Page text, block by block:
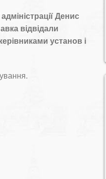
Денис
відвідали
установ і